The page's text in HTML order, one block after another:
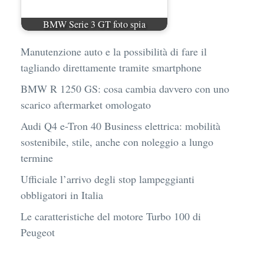
BMW Serie 3 GT foto spia
Manutenzione auto e la possibilità di fare il
tagliando direttamente tramite smartphone
BMW R 1250 GS: cosa cambia davvero con uno
scarico aftermarket omologato
Audi Q4 e-Tron 40 Business elettrica: mobilità
sostenibile, stile, anche con noleggio a lungo
termine
Ufficiale l’arrivo degli stop lampeggianti
obbligatori in Italia
Le caratteristiche del motore Turbo 100 di
Peugeot